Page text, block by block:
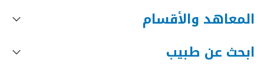
المعاهد والأقسام
ابحث عن طبيب